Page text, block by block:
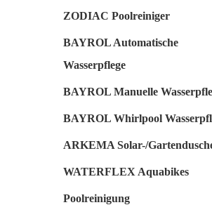
ZODIAC Poolreiniger
BAYROL Automatische
Wasserpflege
BAYROL Manuelle
BAYROL Whirlpool
ARKEMA Solar-/
WATERFLEX Aquabikes
Poolreinigung